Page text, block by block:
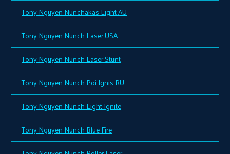
Tony Nguyen Nunchakas Light AU
Tony Nguyen Nunch Laser USA
Tony Nguyen Nunch Laser Stunt
Tony Nguyen Nunch Poi Ignis RU
Tony Nguyen Nunch Light Ignite
Tony Nguyen Nunch Blue Fire